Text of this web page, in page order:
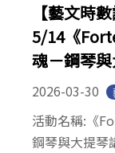
【藝文時
5/14《
魂－鋼琴與
2026-03-30
活動名稱:《
鋼琴與大提琴